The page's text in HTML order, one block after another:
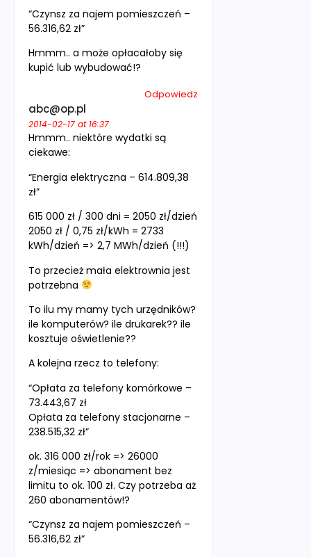
“Czynsz za najem pomieszczeń –
56.316,62 zł”
Hmmm.. a może opłacałoby się
kupić lub wybudować!?
Odpowiedz
abc@op.pl
2014-02-17 at 16:37
Hmmm.. niektóre wydatki są
ciekawe:
“Energia elektryczna – 614.809,38
zł”
615 000 zł / 300 dni = 2050 zł/dzień
2050 zł / 0,75 zł/kWh = 2733
kWh/dzień => 2,7 MWh/dzień (!!!)
To przecież mała elektrownia jest
potrzebna
To ilu my mamy tych urzędników?
ile komputerów? ile drukarek?? ile
kosztuje oświetlenie??
A kolejna rzecz to telefony:
“Opłata za telefony komórkowe –
73.443,67 zł
Opłata za telefony stacjonarne –
238.515,32 zł”
ok. 316 000 zł/rok => 26000
z/miesiąc => abonament bez
limitu to ok. 100 zł. Czy potrzeba aż
260 abonamentów!?
“Czynsz za najem pomieszczeń –
56.316,62 zł”